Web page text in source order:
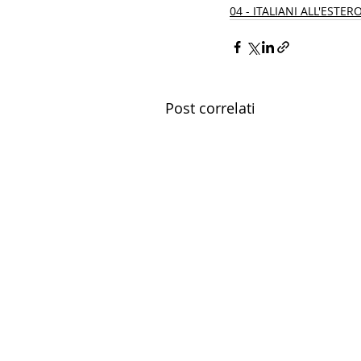
04 - ITALIANI
Post correlati